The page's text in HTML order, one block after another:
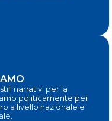
narrativi per la
politicamente per
a livello nazionale e